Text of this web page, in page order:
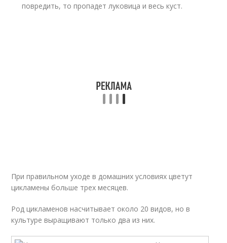
повредить, то пропадет луковица и весь куст.
При правильном уходе в домашних условиях цветут
цикламены больше трех месяцев.
Род цикламенов насчитывает около 20 видов, но в
культуре выращивают только два из них.